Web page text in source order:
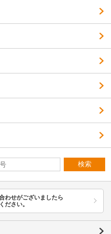
検索
わせがございましたら
ださい。